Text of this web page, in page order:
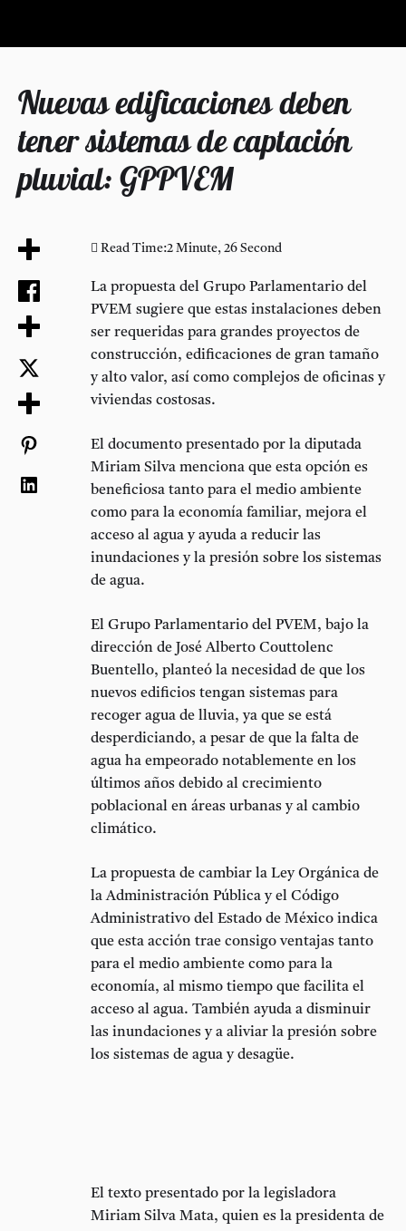
Nuevas edificaciones deben
tener sistemas de captación
pluvial: GPPVEM
Read Time:2 Minute, 26 Second
La propuesta del Grupo Parlamentario del
PVEM sugiere que estas instalaciones deben
ser requeridas para grandes proyectos de
construcción, edificaciones de gran tamaño
y alto valor, así como complejos de oficinas y
viviendas costosas.
El documento presentado por la diputada
Miriam Silva menciona que esta opción es
beneficiosa tanto para el medio ambiente
como para la economía familiar, mejora el
acceso al agua y ayuda a reducir las
inundaciones y la presión sobre los sistemas
de agua.
El Grupo Parlamentario del PVEM, bajo la
dirección de José Alberto Couttolenc
Buentello, planteó la necesidad de que los
nuevos edificios tengan sistemas para
recoger agua de lluvia, ya que se está
desperdiciando, a pesar de que la falta de
agua ha empeorado notablemente en los
últimos años debido al crecimiento
poblacional en áreas urbanas y al cambio
climático.
La propuesta de cambiar la Ley Orgánica de
la Administración Pública y el Código
Administrativo del Estado de México indica
que esta acción trae consigo ventajas tanto
para el medio ambiente como para la
economía, al mismo tiempo que facilita el
acceso al agua. También ayuda a disminuir
las inundaciones y a aliviar la presión sobre
los sistemas de agua y desagüe.
El texto presentado por la legisladora
Miriam Silva Mata, quien es la presidenta de